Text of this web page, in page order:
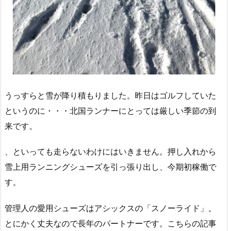
うっすらと雪が降り積もりました。昨日はゴルフしていた
というのに・・・北国ランナーにとっては厳しい季節の到
来です。
、といっても走らないわけにはいきません。押し入れから
雪上用ランニングシューズを引っ張り出し、今期初稼働で
す。
管理人の愛用シューズはアシックスの「スノーライド」。
とにかく丈夫なので長年のパートナーです。こちらの記事